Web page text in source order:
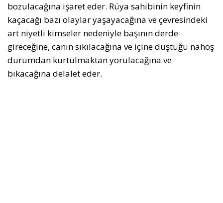
bozulacağına işaret eder. Rüya sahibinin keyfinin
kaçacağı bazı olaylar yaşayacağına ve çevresindeki
art niyetli kimseler nedeniyle başının derde
gireceğine, canın sıkılacağına ve içine düştüğü nahoş
durumdan kurtulmaktan yorulacağına ve
bıkacağına delalet eder.